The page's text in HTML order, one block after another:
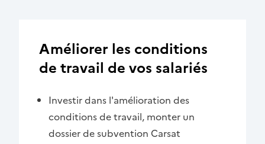
Améliorer les conditions
de travail de vos salariés
Investir dans l'amélioration des
conditions de travail, monter un
dossier de subvention Carsat